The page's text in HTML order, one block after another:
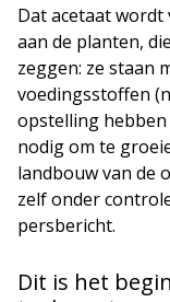
Dat acetaat
aan de planten,
zeggen: ze staan
voedingsstoffen
opstelling
nodig om te
landbouw van de
zelf onder
persbericht.
Dit is het